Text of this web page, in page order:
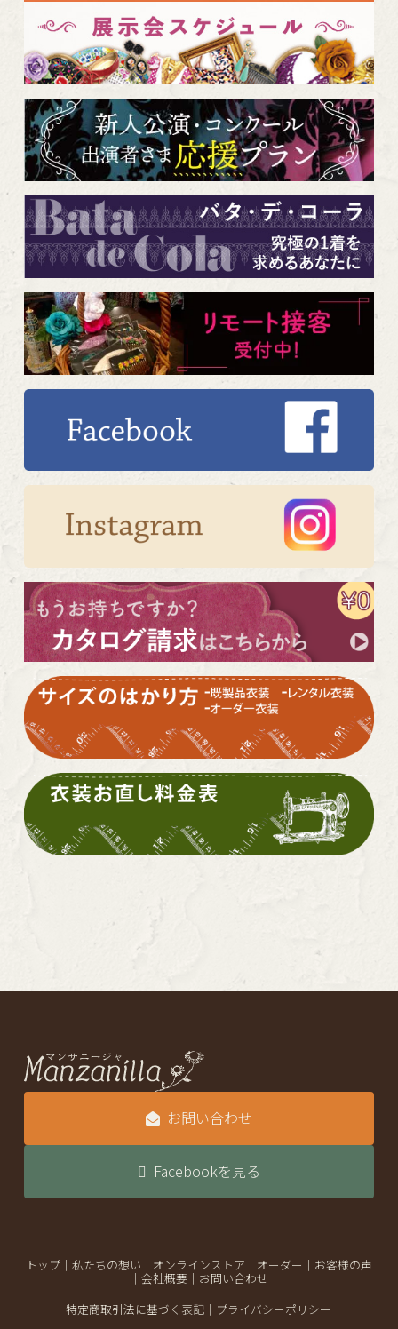
お問い合わせ
Facebookを見る
トップ｜ 私たちの想い オンラインストア オーダー
お客様の声
会社概要 お問い合わせ
特定商取引法に基づく表記 プライバシーポリシー